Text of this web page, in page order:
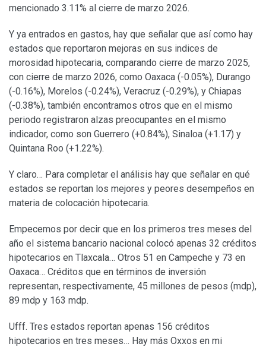
mencionado 3.11% al cierre de marzo 2026.
Y ya entrados en gastos, hay que señalar que así como hay
estados que reportaron mejoras en sus indices de
morosidad hipotecaria, comparando cierre de marzo 2025,
con cierre de marzo 2026, como Oaxaca (-0.05%), Durango
(-0.16%), Morelos (-0.24%), Veracruz (-0.29%), y Chiapas
(-0.38%), también encontramos otros que en el mismo
periodo registraron alzas preocupantes en el mismo
indicador, como son Guerrero (+0.84%), Sinaloa (+1.17) y
Quintana Roo (+1.22%).
Y claro… Para completar el análisis hay que señalar en qué
estados se reportan los mejores y peores desempeños en
materia de colocación hipotecaria.
Empecemos por decir que en los primeros tres meses del
año el sistema bancario nacional colocó apenas 32 créditos
hipotecarios en Tlaxcala… Otros 51 en Campeche y 73 en
Oaxaca… Créditos que en términos de inversión
representan, respectivamente, 45 millones de pesos (mdp),
89 mdp y 163 mdp.
Ufff. Tres estados reportan apenas 156 créditos
hipotecarios en tres meses… Hay más Oxxos en mi